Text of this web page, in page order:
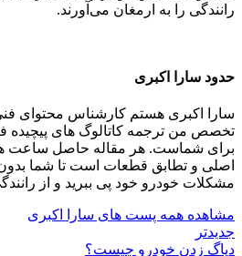
رانندگی را به ارمغان می‌آورند.
حدود سارا اکبری
سارا اکبری هستم کارشناس محتوای
تخصص من ترجمه کاتالوگ‌ های پیچیده
برای شماست. هر مقاله حاصل ساعت‌
اصلی و تطابق قطعات است تا شما
مشکلات خودرو خود پی ببرید و از
مشاهده همه پست های سارا اکبری
جدیدتر
دیاگ زدن خودرو چیست؟